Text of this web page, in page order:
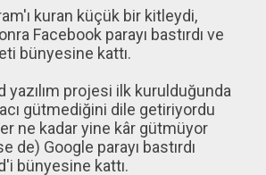
kuran küçük bir kitleydi,
Facebook parayı bastırdı ve
bünyesine kattı.
yazılım projesi ilk kurulduğunda
gütmediğini dile getiriyordu
ne kadar yine kâr gütmüyor
de) Google parayı bastırdı
bünyesine kattı.